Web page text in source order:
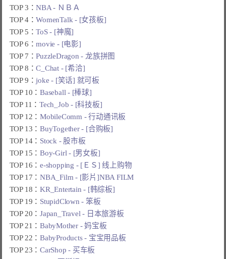
TOP 3：NBA - ＮＢＡ
TOP 4：WomenTalk - [女孩板]
TOP 5：ToS - [神魔]
TOP 6：movie - [电影]
TOP 7：PuzzleDragon - 龙族拼图
TOP 8：C_Chat - [希洽]
TOP 9：joke - [笑话] 就可板
TOP 10：Baseball - [棒球]
TOP 11：Tech_Job - [科技板]
TOP 12：MobileComm - 行动通讯板
TOP 13：BuyTogether - [合购板]
TOP 14： Stock - 股市板
TOP 15：Boy-Girl - [男女板]
TOP 16：e-shopping - [ＥＳ] 线上购物
TOP 17：NBA_Film - [影片]NBA FILM
TOP 18：KR_Entertain - [韩综板]
TOP 19： StupidClown - 笨板
TOP 20：Japan_Travel - 日本旅游板
TOP 21：BabyMother - 妈宝板
TOP 22：BabyProducts - 宝宝用品板
TOP 23：CarShop - 买车板